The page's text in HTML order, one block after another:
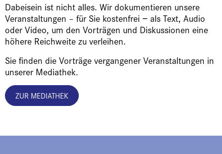
Dabeisein ist nicht alles. Wir dokumentieren unsere
Veranstaltungen – für Sie kostenfrei − als Text, Audio
oder Video, um den Vorträgen und Diskussionen eine
höhere Reichweite zu verleihen.
Sie finden die Vorträge vergangener Veranstaltungen in
unserer Mediathek.
ZUR MEDIATHEK